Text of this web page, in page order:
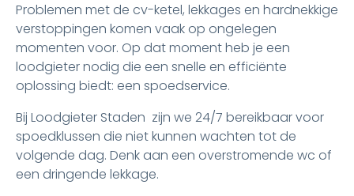
Problemen met de cv-ketel, lekkages en hardnekkige
verstoppingen komen vaak op ongelegen
momenten voor. Op dat moment heb je een
loodgieter nodig die een snelle en efficiënte
oplossing biedt: een spoedservice.
Bij Loodgieter Staden zijn we 24/7 bereikbaar voor
spoedklussen die niet kunnen wachten tot de
volgende dag. Denk aan een overstromende wc of
een dringende lekkage.